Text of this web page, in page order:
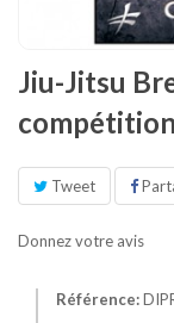
Jiu-Jitsu
Tweet
Donnez votre avis
Référence: